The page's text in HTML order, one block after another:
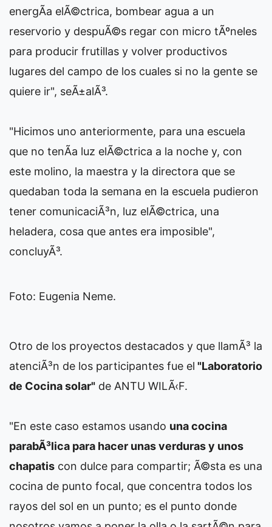
energÃ­a elÃ©ctrica, bombear agua a un
reservorio y despuÃ©s regar con micro tÃºneles
para producir frutillas y volver productivos
lugares del campo de los cuales si no la gente se
quiere ir", seÃ±alÃ³.
"Hicimos uno anteriormente, para una escuela
que no tenÃ­a luz elÃ©ctrica a la noche y, con
este molino, la maestra y la directora que se
quedaban toda la semana en la escuela pudieron
tener comunicaciÃ³n, luz elÃ©ctrica, una
heladera, cosa que antes era imposible",
concluyÃ³.
Foto: Eugenia Neme.
Otro de los proyectos destacados y que llamÃ³ la
atenciÃ³n de los participantes fue el "Laboratorio
de Cocina solar" de ANTU WILÃ‹F.
"En este caso estamos usando una cocina
parabÃ³lica para hacer unas verduras y unos
chapatis con dulce para compartir; Ã©sta es una
cocina de punto focal, que concentra todos los
rayos del sol en un punto; es el punto donde